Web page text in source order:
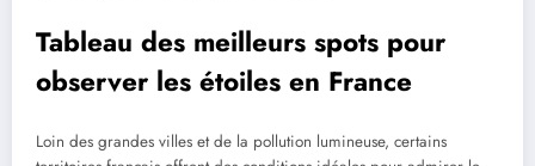
Tableau des meilleurs spots pour
observer les étoiles en France
Loin des grandes villes et de la pollution lumineuse, certains